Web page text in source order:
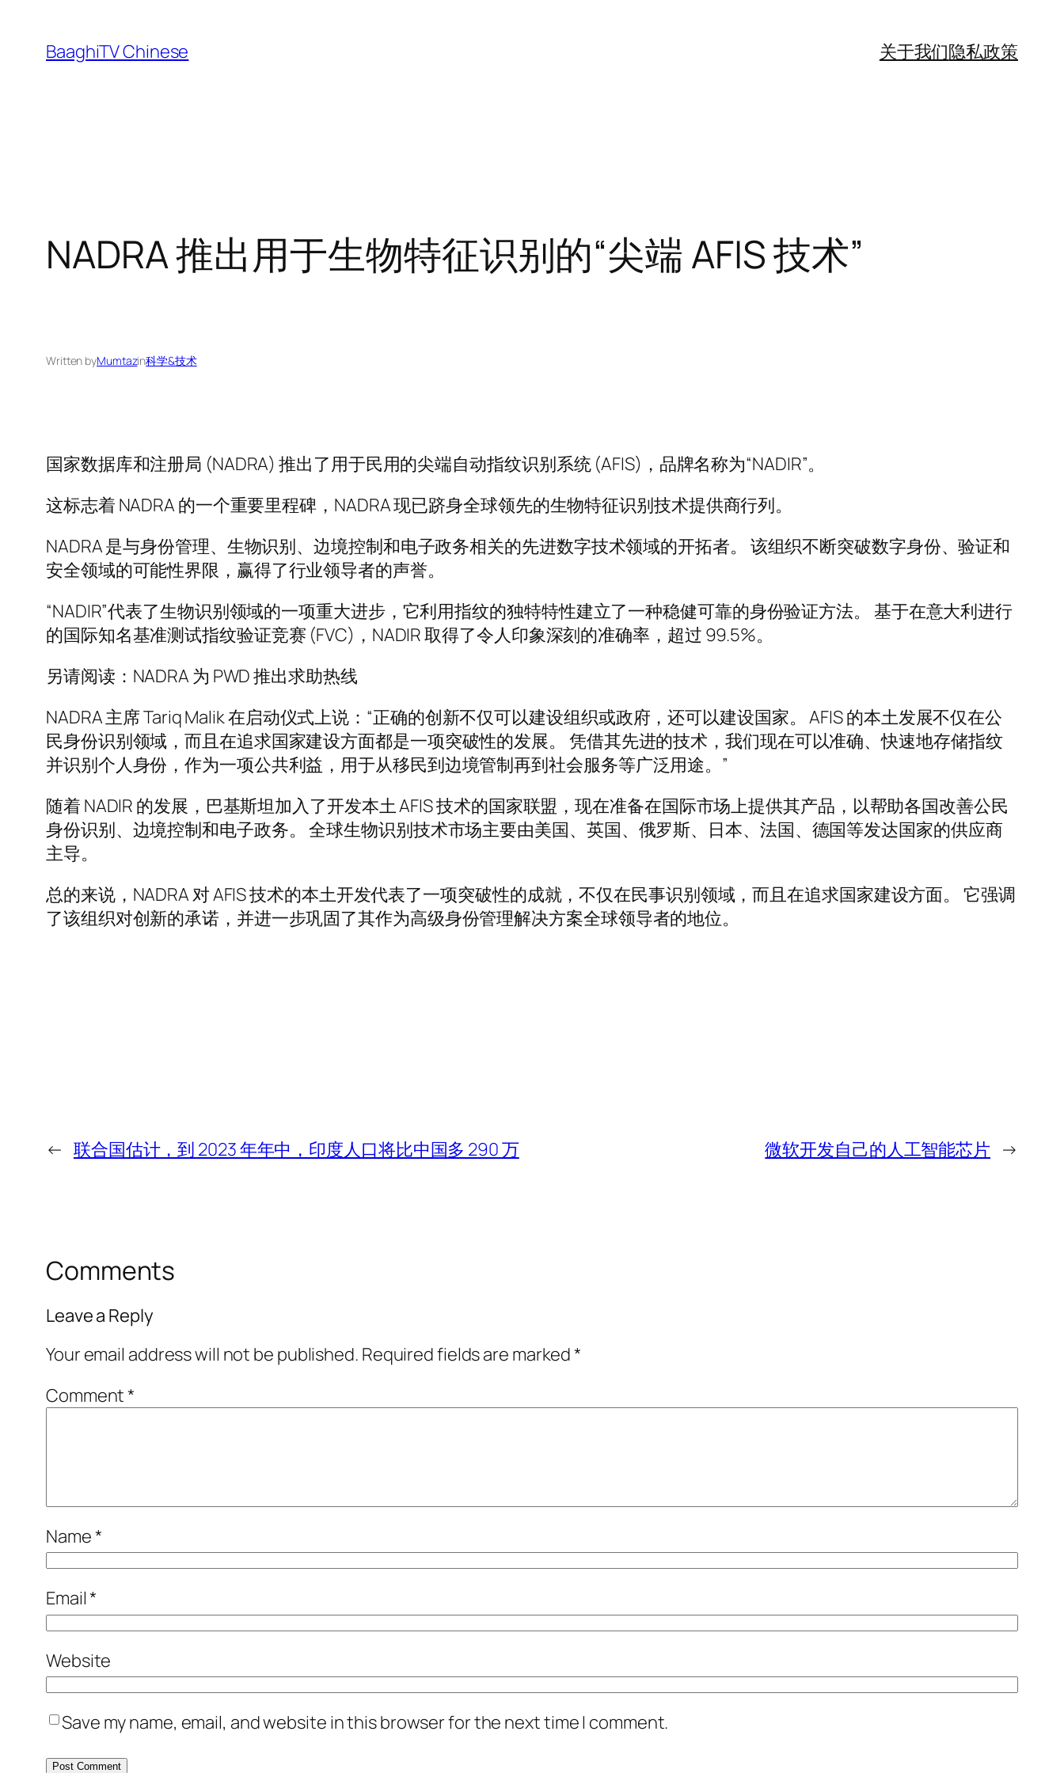
content
BaaghiTV Chinese 关于我们隐私政策
NADRA 推出用于生物特征识别的“尖端 AFIS 技术”
Written byMumtazin科学&技术
国家数据库和注册局 (NADRA) 推出了用于民用的尖端自动指纹识别系统 (AFIS)，品牌名称为“NADIR”。
这标志着 NADRA 的一个重要里程碑，NADRA 现已跻身全球领先的生物特征识别技术提供商行列。
NADRA 是与身份管理、生物识别、边境控制和电子政务相关的先进数字技术领域的开拓者。 该组织不断突破数字身份、验证和
安全领域的可能性界限，赢得了行业领导者的声誉。
“NADIR”代表了生物识别领域的一项重大进步，它利用指纹的独特特性建立了一种稳健可靠的身份验证方法。 基于在意大利进行
的国际知名基准测试指纹验证竞赛 (FVC)，NADIR 取得了令人印象深刻的准确率，超过 99.5%。
另请阅读：NADRA 为 PWD 推出求助热线
NADRA 主席 Tariq Malik 在启动仪式上说：“正确的创新不仅可以建设组织或政府，还可以建设国家。 AFIS 的本土发展不仅在公
民身份识别领域，而且在追求国家建设方面都是一项突破性的发展。 凭借其先进的技术，我们现在可以准确、快速地存储指纹
并识别个人身份，作为一项公共利益，用于从移民到边境管制再到社会服务等广泛用途。”
随着 NADIR 的发展，巴基斯坦加入了开发本土 AFIS 技术的国家联盟，现在准备在国际市场上提供其产品，以帮助各国改善公民
身份识别、边境控制和电子政务。 全球生物识别技术市场主要由美国、英国、俄罗斯、日本、法国、德国等发达国家的供应商
主导。
总的来说，NADRA 对 AFIS 技术的本土开发代表了一项突破性的成就，不仅在民事识别领域，而且在追求国家建设方面。 它强调
了该组织对创新的承诺，并进一步巩固了其作为高级身份管理解决方案全球领导者的地位。
← 联合国估计，到 2023 年年中，印度人口将比中国多 290 万 微软开发自己的人工智能芯片 →
Comments
Leave a Reply
Your email address will not be published. Required fields are marked*
Comment*
Name*
Email*
Website
Save my name, email, and website in this browser for the next time I comment.